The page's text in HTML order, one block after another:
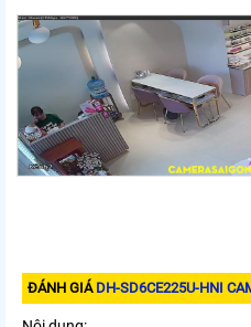
ĐÁNH GIÁ DH-SD6CE225U-HNI